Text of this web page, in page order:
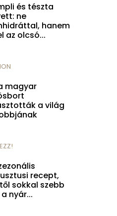
és tészta
ne
hanem
az olcsó...
magyar
a világ
recept,
sokkal szebb
nyár...